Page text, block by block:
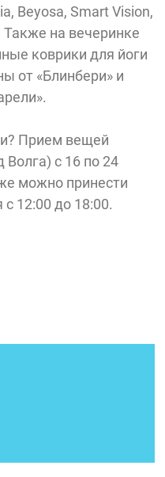
Beyosa, Smart Vision,
Также на вечеринке
коврики для йоги
от «Блинбери» и
Прием вещей
с 16 по 24
можно принести
12:00 до 18:00.